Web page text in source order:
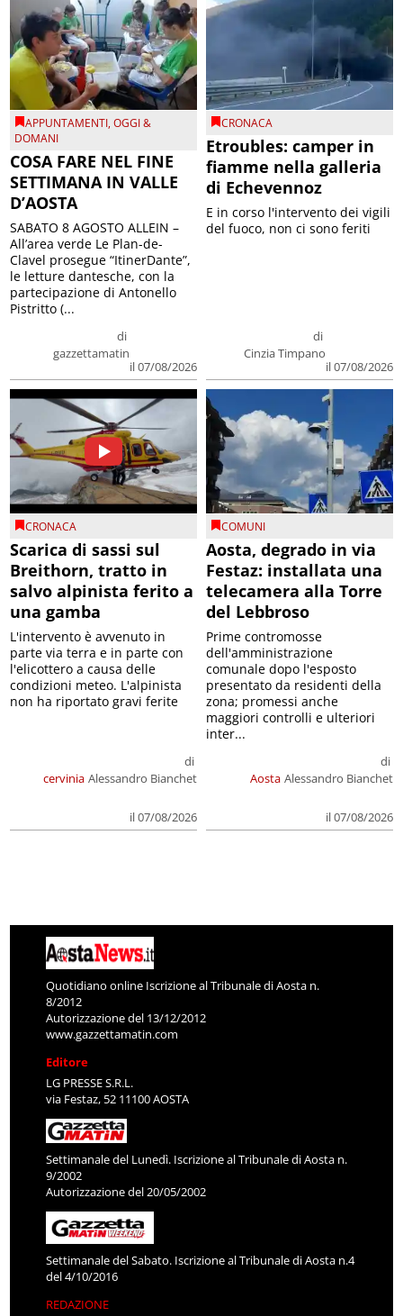
APPUNTAMENTI,OGGI &
DOMANI
COSA FARE NEL FINE
SETTIMANA IN VALLE
D’AOSTA
di
gazzettamatin
il 07/08/2026
SABATO 8 AGOSTO ALLEIN –
All’area verde Le Plan-de-
Clavel prosegue “ItinerDante”,
le letture dantesche, con la
partecipazione di Antonello
Pistritto (...
CRONACA
Etroubles: camper in
fiamme nella galleria
di Echevennoz
di
Cinzia Timpano
il 07/08/2026
E in corso l'intervento dei vigili
del fuoco, non ci sono feriti
CRONACA
Scarica di sassi sul
Breithorn, tratto in
salvo alpinista ferito a
una gamba
cervinia
di
Alessandro Bianchet
il 07/08/2026
L'intervento è avvenuto in
parte via terra e in parte con
l'elicottero a causa delle
condizioni meteo. L'alpinista
non ha riportato gravi ferite
COMUNI
Aosta, degrado in via
Festaz: installata una
telecamera alla Torre
del Lebbroso
Aosta
di
Alessandro Bianchet
il 07/08/2026
Prime contromosse
dell'amministrazione
comunale dopo l'esposto
presentato da residenti della
zona; promessi anche
maggiori controlli e ulteriori
inter...
Quotidiano online Iscrizione al Tribunale di Aosta n.
8/2012
Autorizzazione del 13/12/2012
www.gazzettamatin.com
Editore
LG PRESSE S.R.L.
via Festaz, 52 11100 AOSTA
Settimanale del Lunedì. Iscrizione al Tribunale di Aosta n.
9/2002
Autorizzazione del 20/05/2002
Settimanale del Sabato. Iscrizione al Tribunale di Aosta n.4
del 4/10/2016
REDAZIONE